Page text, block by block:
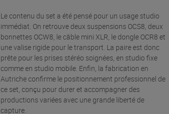
Le contenu du set a été pensé pour un usage studio
immédiat. On retrouve deux suspensions OCS8, deux
bonnettes OCW8, le câble mini XLR, le dongle OCR8 et
une valise rigide pour le transport. La paire est donc
prête pour les prises stéréo soignées, en studio fixe
comme en studio mobile. Enfin, la fabrication en
Autriche confirme le positionnement professionnel de
ce set, conçu pour durer et accompagner des
productions variées avec une grande liberté de
capture.